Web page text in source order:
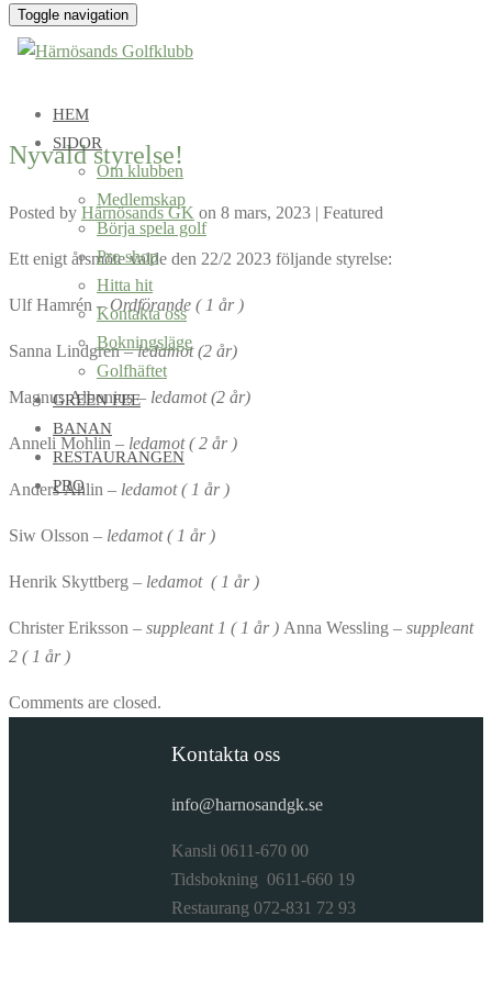
Toggle navigation
HEM
SIDOR
Om klubben
Medlemskap
Börja spela golf
Pro shop
Hitta hit
Kontakta oss
Bokningsläge
Golfhäftet
GREEN FEE
BANAN
RESTAURANGEN
PRO
Nyvald styrelse!
Posted by Härnösands GK on 8 mars, 2023 | Featured
Ett enigt årsmöte valde den 22/2 2023 följande styrelse:
Ulf Hamrén –Ordförande ( 1 år )
Sanna Lindgren –ledamot (2 år)
Magnus Albonius – ledamot (2 år)
Anneli Mohlin – ledamot ( 2 år )
Anders Åhlin – ledamot ( 1 år )
Siw Olsson – ledamot ( 1 år )
Henrik Skyttberg – ledamot ( 1 år )
Christer Eriksson – suppleant 1 ( 1 år ) Anna Wessling – suppleant
2 ( 1 år )
Comments are closed.
Kontakta oss
info@harnosandgk.se
Kansli 0611-670 00
Tidsbokning 0611-660 19
Restaurang 072-831 72 93